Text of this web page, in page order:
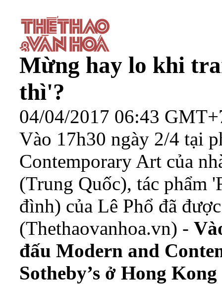
Mừng hay lo khi
thì'?
04/04/2017 06:43
Vào 17h30 ngày 2/4 tại
Contemporary Art của
(Trung Quốc), tác
đình) của Lê Phổ đã
(Thethaovanhoa.vn) -
đấu Modern and
Sotheby’s ở Hong